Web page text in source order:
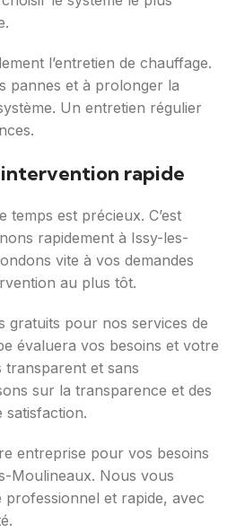
l’entretien de chauffage.
pannes et à prolonger la
Un entretien régulier
rapide
temps est précieux. C’est
rapidement à Issy-les-
vite à vos demandes
au plus tôt.
gratuits pour nos services de
évaluera vos besoins et votre
transparent et sans
sur la transparence et des
entreprise pour vos besoins
Moulineaux. Nous vous
et rapide, avec